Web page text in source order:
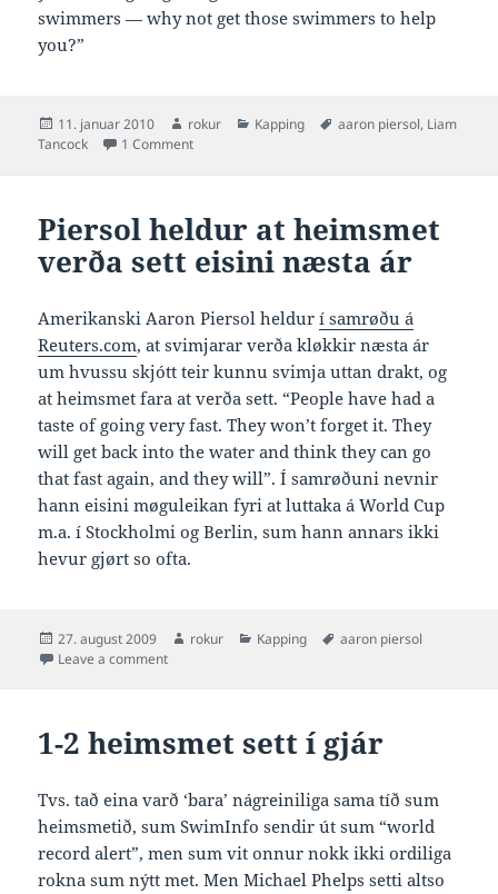
swimmers — why not get those swimmers to help
you?”
Posted
on
11. januar 2010 Author
rokur Categories
Kapping Tags
aaron piersol, Liam
Tancock
1 Commenton Tancock og Piersol vilja hava standard
Piersol heldur at heimsmet
verða sett eisini næsta ár
Amerikanski Aaron Piersol heldurí samrøðu á
Reuters.com, at svimjarar verða kløkkir næsta ár
um hvussu skjótt teir kunnu svimja uttan drakt, og
at heimsmet fara at verða sett. “People have had a
taste of going very fast. They won’t forget it. They
will get back into the water and think they can go
that fast again, and they will”. Í samrøðuni nevnir
hann eisini møguleikan fyri at luttaka á World Cup
m.a. í Stockholmi og Berlin, sum hann annars ikki
hevur gjørt so ofta.
Posted
on
27. august 2009 Author
rokur Categories
Kapping Tags
aaron piersol
Leave a commenton Piersol heldur at heimsmet verða sett eisini
1-2 heimsmet sett í gjár
Tvs. tað eina varð ‘bara’ nágreiniliga sama tíð sum
heimsmetið, sum SwimInfo sendir út sum “world
record alert”, men sum vit onnur nokk ikki ordiliga
rokna sum nýtt met. Men Michael Phelps setti altso